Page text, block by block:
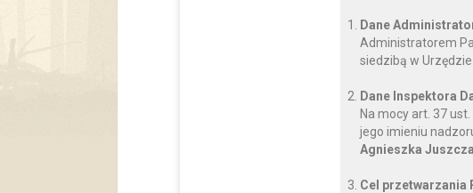
Szkoła
98- 410
Dane
Administratorem
siedzibą w
Dane Inspektora
Na mocy art. 37
jego imieniu
Agnieszka
Cel przetwarzania